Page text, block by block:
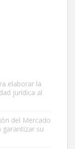
elaborar la
jurídica al
del Mercado
garantizar su